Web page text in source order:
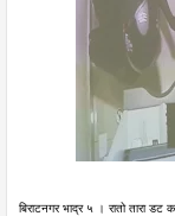
बिराटनगर भाद्र ५ । रातो तारा डट